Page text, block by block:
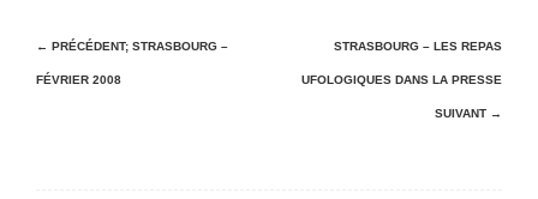
N
a
← PRÉCÉDENT; STRASBOURG –
FÉVRIER 2008
STRASBOURG – LES REPAS
UFOLOGIQUES DANS LA PRESSE
SUIVANT →